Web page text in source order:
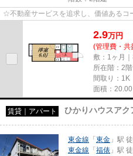
☆不動産サービスを追求し、価値ある
2.9万円
(管理費・共
敷：1ヶ月
所在階：2階
間取り：1K
面積：20.00
賃貸｜アパート ひかりハウスアク
東金線 「 東金 」駅
東金線 「 福俵 」駅